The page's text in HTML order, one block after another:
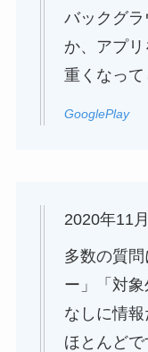
バックグ
か、アプ
重くなって
GooglePlay
2020年11
多数の質
ー」「対
なしに情
ほとんど